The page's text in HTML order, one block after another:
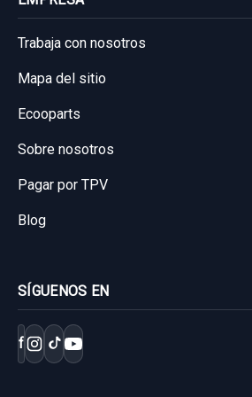
Trabaja con nosotros
Mapa del sitio
Ecooparts
Sobre nosotros
Pagar por TPV
Blog
SÍGUENOS EN
f